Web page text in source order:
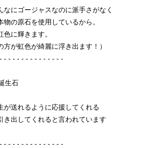
なにゴージャスなのに派手さがなく
物の原石を使用しているから。
に輝きます。
方が虹色が綺麗に浮き出ます！）
- - - - - - - - - - - - - -
生石
が送れるように応援してくれる
き出してくれると言われています
- - - - - - - - - - - - - -